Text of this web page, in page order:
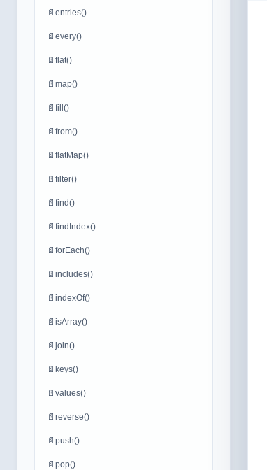
📄 entries()
📄 every()
📄 flat()
📄 map()
📄 fill()
📄 from()
📄 flatMap()
📄 filter()
📄 find()
📄 findIndex()
📄 forEach()
📄 includes()
📄 indexOf()
📄 isArray()
📄 join()
📄 keys()
📄 values()
📄 reverse()
📄 push()
📄 pop()